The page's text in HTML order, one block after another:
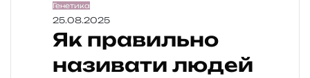
Генетика
25.08.2025
Як правильно
називати людей